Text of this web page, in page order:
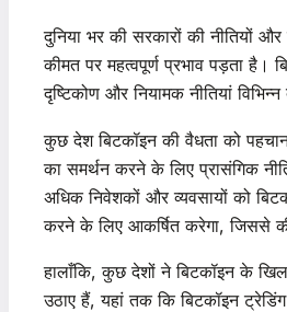
दुनिया भर की सरकारों की नीतियों
कीमत पर महत्वपूर्ण प्रभाव पड़ता है।
दृष्टिकोण और नियामक नीतियां
कुछ देश बिटकॉइन की वैधता को
का समर्थन करने के लिए प्रासंगिक
अधिक निवेशकों और व्यवसायों को
करने के लिए आकर्षित करेगा, जिससे
हालाँकि, कुछ देशों ने बिटकॉइन के
उठाए हैं, यहां तक ​​कि बिटकॉइन ट्रेडिंग